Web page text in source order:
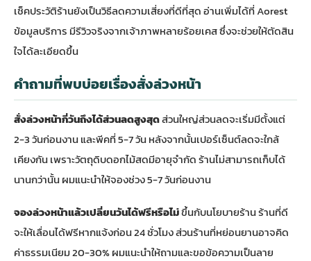
เช็คประวัติร้านยังเป็นวิธีลดความเสี่ยงที่ดีที่สุด อ่านเพิ่มได้ที่Aorest
ข้อมูลบริการ มีรีวิวจริงจากเจ้าภาพหลายร้อยเคส ซึ่งจะช่วยให้ตัดสิน
ใจได้ละเอียดขึ้น
คำถามที่พบบ่อยเรื่องสั่งล่วงหน้า
สั่งล่วงหน้ากี่วันถึงได้ส่วนลดสูงสุดส่วนใหญ่ส่วนลดจะเริ่มมีตั้งแต่
2-3 วันก่อนงาน และพีคที่ 5-7 วัน หลังจากนั้นเปอร์เซ็นต์ลดจะใกล้
เคียงกัน เพราะวัตถุดิบดอกไม้สดมีอายุจำกัด ร้านไม่สามารถเก็บได้
นานกว่านั้น ผมแนะนำให้จองช่วง 5-7 วันก่อนงาน
จองล่วงหน้าแล้วเปลี่ยนวันได้ฟรีหรือไม่ขึ้นกับนโยบายร้าน ร้านที่ดี
จะให้เลื่อนได้ฟรีหากแจ้งก่อน 24 ชั่วโมง ส่วนร้านที่หย่อนยานอาจคิด
ค่าธรรมเนียม 20-30% ผมแนะนำให้ถามและขอข้อความเป็นลาย